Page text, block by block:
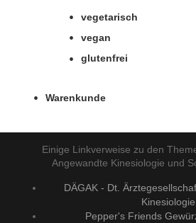
vegetarisch
vegan
glutenfrei
Warenkunde
Einige Linkverweise zu den
Angewandte Kinesiologie und
DÄGAK - Dt.
Kinesiologie
Pepper's Friends